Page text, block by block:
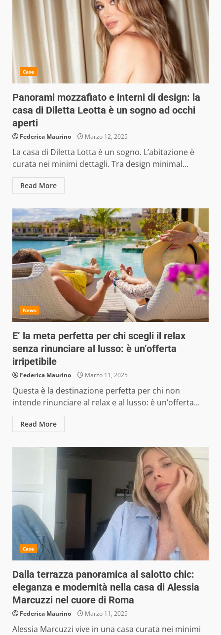
Case
Panorami mozzafiato e interni di design: la
casa di Diletta Leotta è un sogno ad occhi
aperti
Federica Maurino Marzo 12, 2025
La casa di Diletta Lotta è un sogno. L’abitazione è
curata nei minimi dettagli. Tra design minimal...
Read More
News
E’ la meta perfetta per chi scegli il relax
senza rinunciare al lusso: è un’offerta
irripetibile
Federica Maurino Marzo 11, 2025
Questa è la destinazione perfetta per chi non
intende rinunciare al relax e al lusso: è un’offerta...
Read More
Case
Dalla terrazza panoramica al salotto chic:
eleganza e modernità nella casa di Alessia
Marcuzzi nel cuore di Roma
Federica Maurino Marzo 11, 2025
Alessia Marcuzzi vive in una casa curata nei minimi